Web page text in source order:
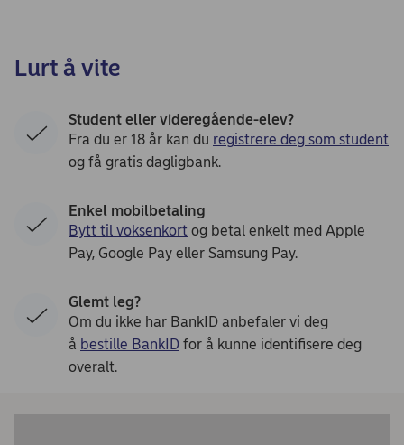
Lurt å vite
Student eller videregående-elev?
Fra du er 18 år kan du registrere deg som student
og få gratis dagligbank.
Enkel mobilbetaling
Bytt til voksenkort og betal enkelt med Apple
Pay, Google Pay eller Samsung Pay.
Glemt leg?
Om du ikke har BankID anbefaler vi deg
å bestille BankID for å kunne identifisere deg
overalt.